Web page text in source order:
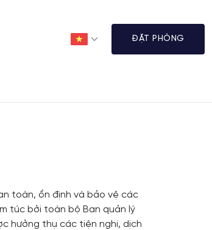
ĐẶT PHÒNG
toàn, ổn định và bảo vệ các
túc bởi toàn bộ Ban quản lý
hưởng thụ các tiện nghi, dịch